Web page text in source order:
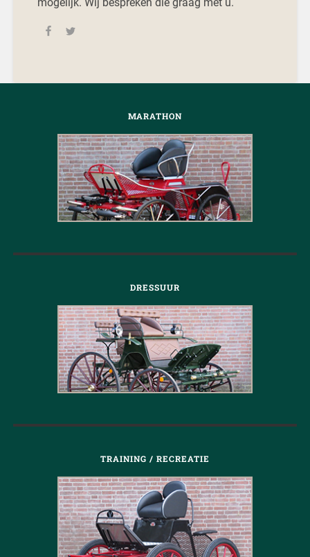
MARATHON
DRESSUUR
TRAINING / RECREATIE